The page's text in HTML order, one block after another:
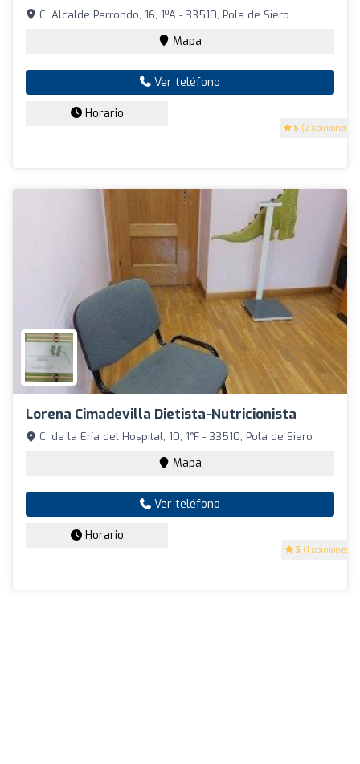
5 (2 opiniones)
C. Alcalde Parrondo, 16, 1ºA - 33510, Pola de Siero
Mapa
Ver teléfono
Horario
Lorena Cimadevilla Dietista-Nutricionista
5 (1 opiniones)
C. de la Ería del Hospital, 10, 1°F - 33510, Pola de Siero
Mapa
Ver teléfono
Horario